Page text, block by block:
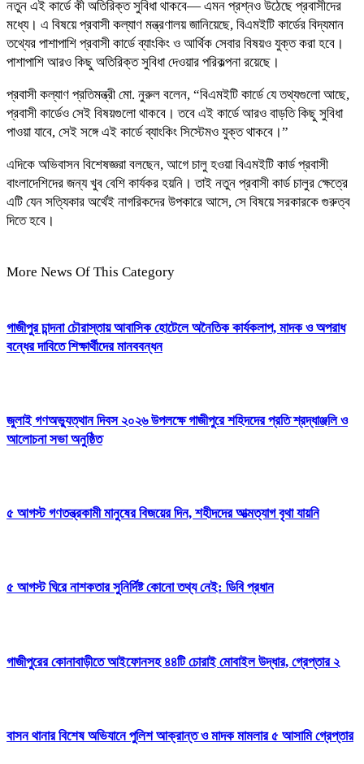
নতুন এই কার্ডে কী অতিরিক্ত সুবিধা থাকবে— এমন প্রশ্নও উঠেছে প্রবাসীদের
মধ্যে। এ বিষয়ে প্রবাসী কল্যাণ মন্ত্রণালয় জানিয়েছে, বিএমইটি কার্ডের বিদ্যমান
তথ্যের পাশাপাশি প্রবাসী কার্ডে ব্যাংকিং ও আর্থিক সেবার বিষয়ও যুক্ত করা হবে।
পাশাপাশি আরও কিছু অতিরিক্ত সুবিধা দেওয়ার পরিকল্পনা রয়েছে।
প্রবাসী কল্যাণ প্রতিমন্ত্রী মো. নুরুল বলেন, “বিএমইটি কার্ডে যে তথ্যগুলো আছে,
প্রবাসী কার্ডেও সেই বিষয়গুলো থাকবে। তবে এই কার্ডে আরও বাড়তি কিছু সুবিধা
পাওয়া যাবে, সেই সঙ্গে এই কার্ডে ব্যাংকিং সিস্টেমও যুক্ত থাকবে।”
এদিকে অভিবাসন বিশেষজ্ঞরা বলছেন, আগে চালু হওয়া বিএমইটি কার্ড প্রবাসী
বাংলাদেশিদের জন্য খুব বেশি কার্যকর হয়নি। তাই নতুন প্রবাসী কার্ড চালুর ক্ষেত্রে
এটি যেন সত্যিকার অর্থেই নাগরিকদের উপকারে আসে, সে বিষয়ে সরকারকে গুরুত্ব
দিতে হবে।
More News Of This Category
গাজীপুর চান্দনা চৌরাস্তায় আবাসিক হোটেলে অনৈতিক কার্যকলাপ, মাদক ও অপরাধ
বন্ধের দাবিতে শিক্ষার্থীদের মানববন্ধন
জুলাই গণঅভ্যুত্থান দিবস ২০২৬ উপলক্ষে গাজীপুরে শহিদদের প্রতি শ্রদ্ধাঞ্জলি ও
আলোচনা সভা অনুষ্ঠিত
৫ আগস্ট গণতন্ত্রকামী মানুষের বিজয়ের দিন, শহীদদের আত্মত্যাগ বৃথা যায়নি
৫ আগস্ট ঘিরে নাশকতার সুনির্দিষ্ট কোনো তথ্য নেই: ডিবি প্রধান
গাজীপুরের কোনাবাড়ীতে আইফোনসহ ৪৪টি চোরাই মোবাইল উদ্ধার, গ্রেপ্তার ২
বাসন থানার বিশেষ অভিযানে পুলিশ আক্রান্ত ও মাদক মামলার ৫ আসামি গ্রেপ্তার